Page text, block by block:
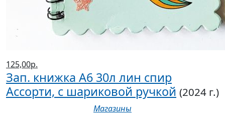
125,00р.
Зап. книжка А6 30л лин спир
Ассорти, с шариковой ручкой (2024 г.)
Магазины